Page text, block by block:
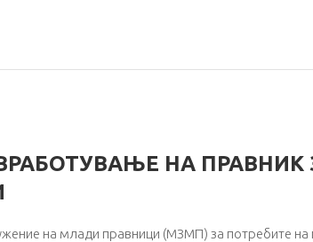
НА
на млади правници (МЗМП) за потребите